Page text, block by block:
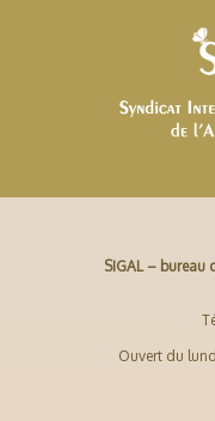
SIGAL – bureau
Ouvert du